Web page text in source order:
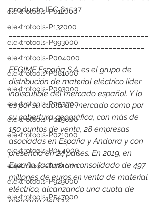
elektrotools-P012000
elektrotools-P132000
elektrotools-P993000
elektrotools-P004000
elektrotools-P081000
elektrotools-P093000
elektrotools-P053000
elektrotools-P019000
elektrotools-P021000
elektrotools-P054000
elektrotools-P081000
elektrotools-P929000
elektrotools-P547000
producto IEC 61537.
___________________________________
__________________________________
FEGIME España S.A. es el grupo de
distribución de material eléctrico líder
indiscutible del mercado español. Y lo
es por su cuota de mercado como por
su cobertura geográfica, con más de
150 puntos de venta, 28 empresas
asociadas en España y Andorra y con
presencia en 24 países. En 2019, en
España facturó un consolidado de 497
millones de euros en venta de material
eléctrico, alcanzando una cuota de